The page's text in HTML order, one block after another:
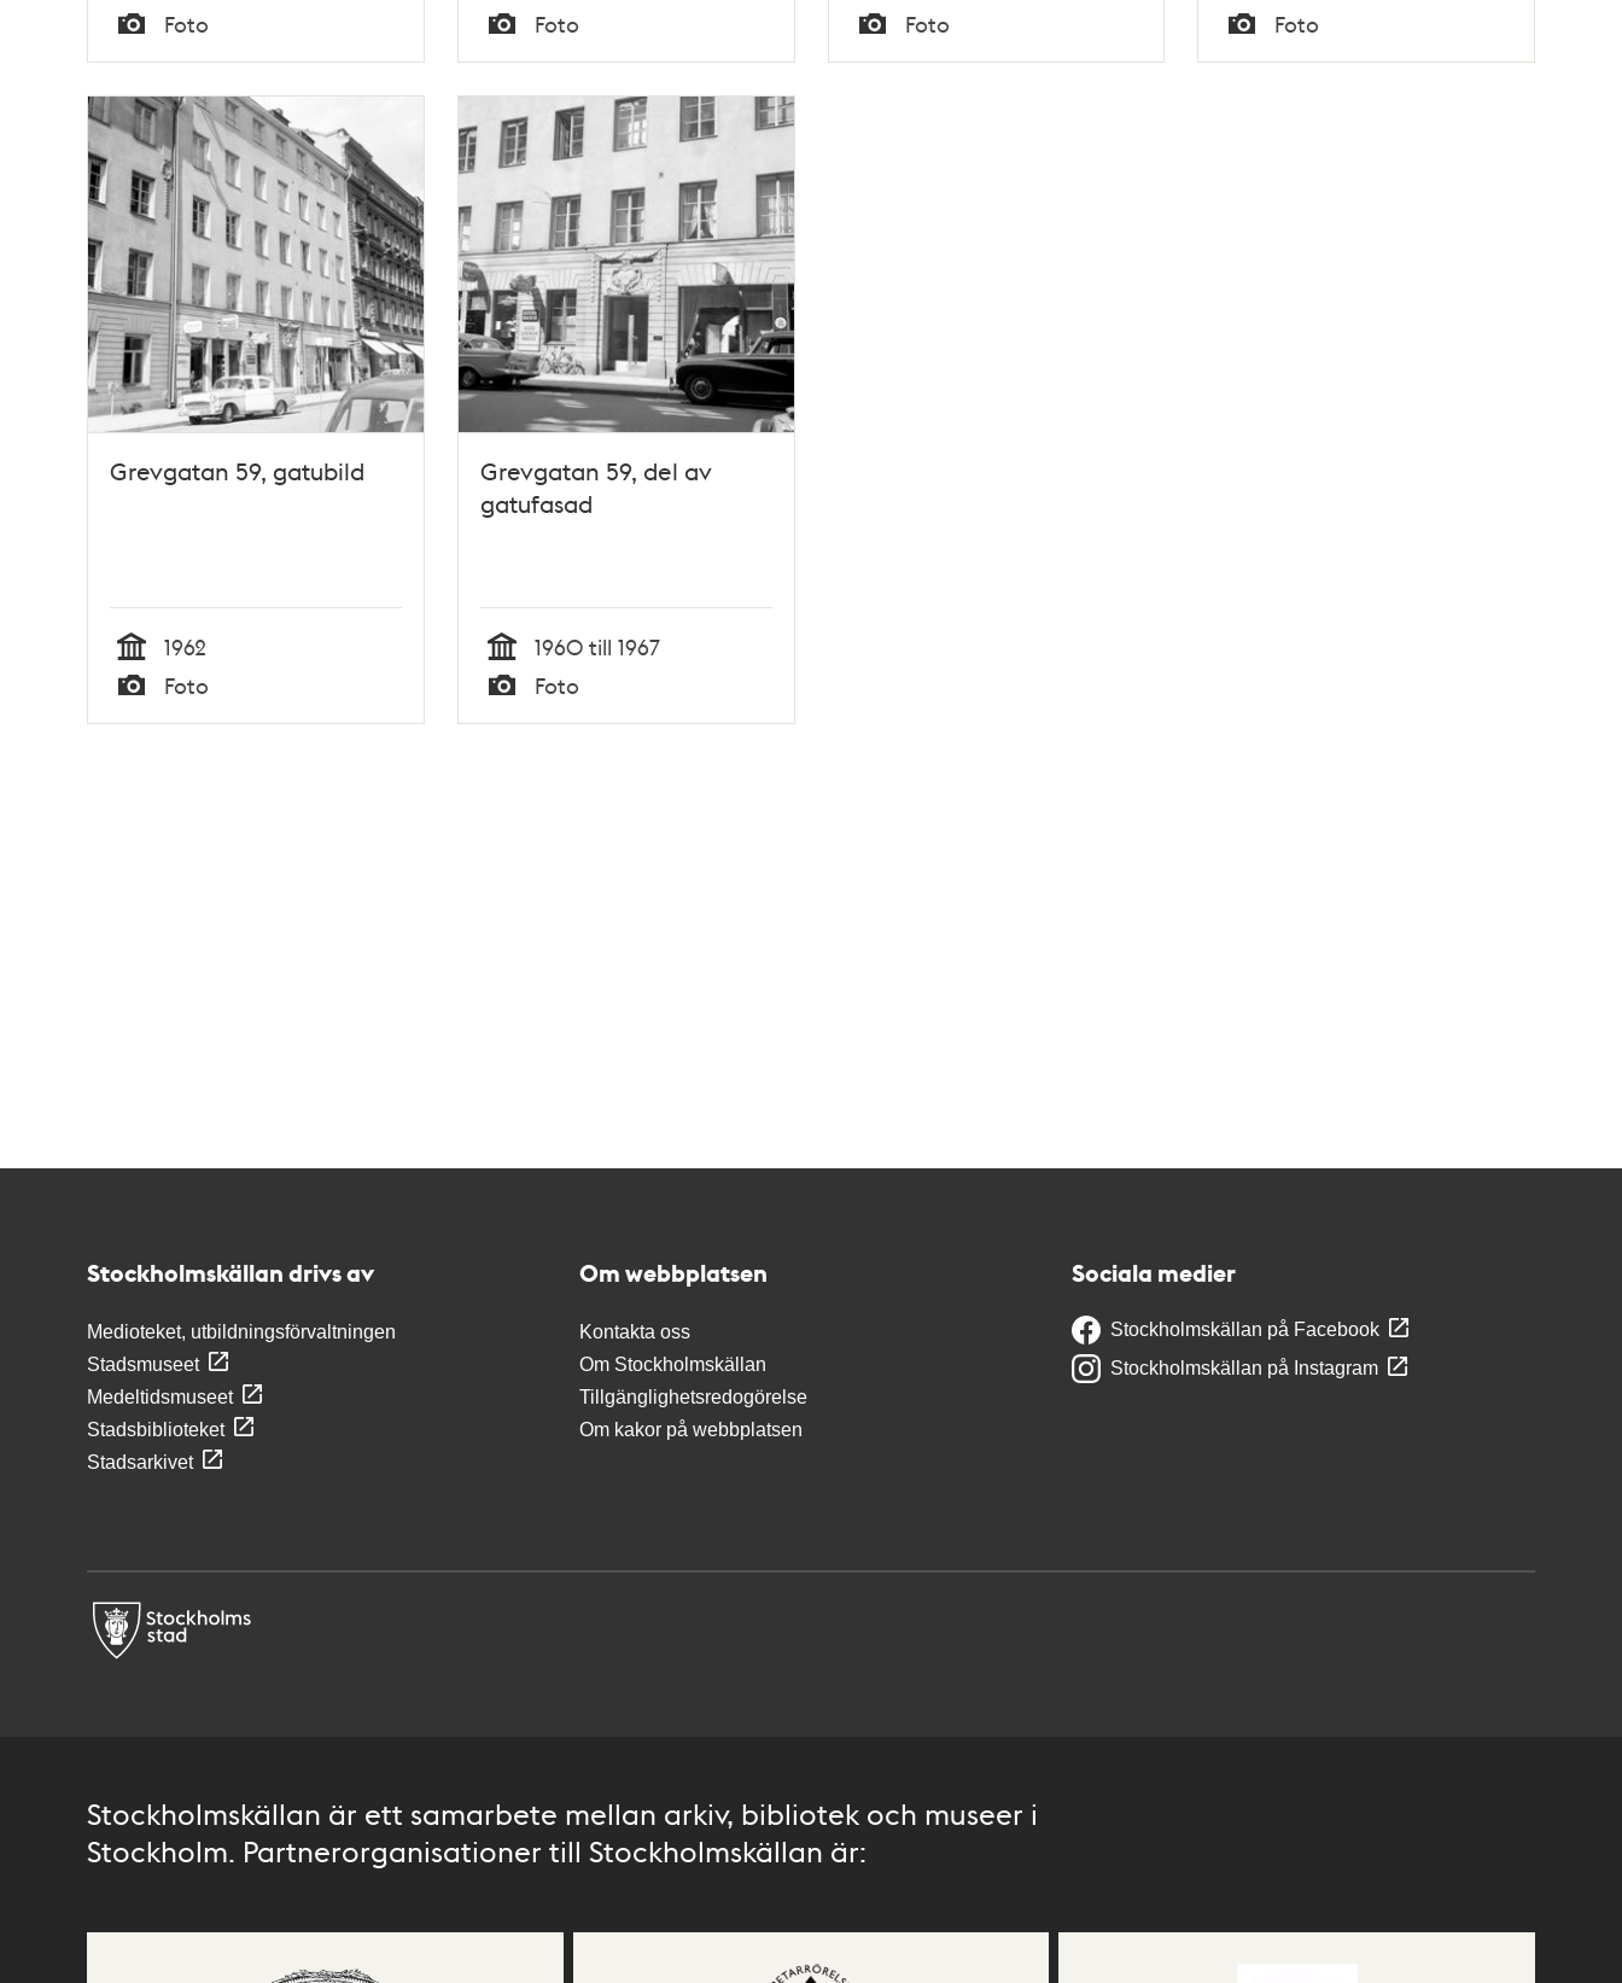
Tid
Typ
Foto Tid
Typ
Foto Tid
Typ
Foto Tid
Typ
Foto
Grevgatan 59, gatubild
Tid
1962
Typ
Foto
Grevgatan 59, del av
gatufasad
Tid
1960 till 1967
Typ
Foto
Stockholmskällan drivs av
Medioteket, utbildningsförvaltningen
Stadsmuseet
Medeltidsmuseet
Stadsbiblioteket
Stadsarkivet
Om webbplatsen
Kontakta oss
Om Stockholmskällan
Tillgänglighetsredogörelse
Om kakor på webbplatsen
Sociala medier
Stockholmskällan på Facebook
Stockholmskällan på Instagram
Stockholmskällan är ett samarbete mellan arkiv, bibliotek och museer i
Stockholm. Partnerorganisationer till Stockholmskällan är: